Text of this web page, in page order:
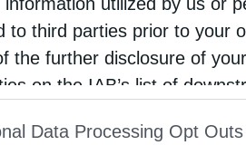
to third parties prior to your
the further disclosure of
on the IAB’s list of
of Downstream Participants
Data Processing Opt Outs
μπή­κε σε
και έκα­νε πα­ρά­πο­να.